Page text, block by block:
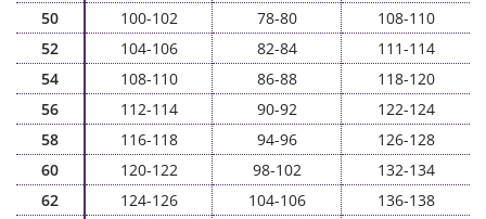
50
100-102 78-80
108-110
52
104-106 82-84
111-114
54
108-110 86-88
118-120
56
112-114 90-92
122-124
58
116-118 94-96
126-128
60
120-122 98-102
132-134
62
124-126 104-106
136-138